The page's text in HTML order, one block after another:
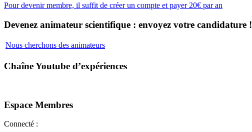
Pour devenir membre, il suffit de créer un compte et payer 20€ par an
Devenez animateur scientifique : envoyez votre candidature !
Nous cherchons des animateurs
Chaîne Youtube d’expériences
Espace Membres
Connecté :